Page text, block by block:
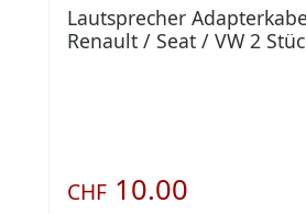
Lautsprecher
Renault / Seat / VW 2
CHF 10.00